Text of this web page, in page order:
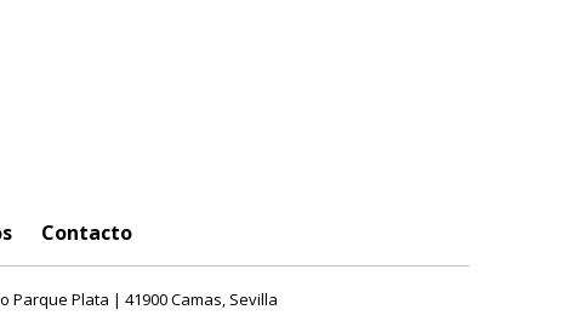
Contacto
Parque Plata | 41900 Camas, Sevilla